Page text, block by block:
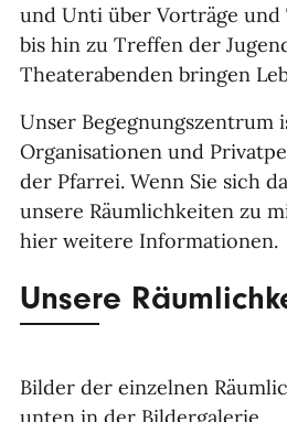
und Unti über Vorträge und
bis hin zu Treffen der
Theaterabenden bringen
Unser Begegnungszentrum
Organisationen und
der Pfarrei. Wenn Sie sich
unsere Räumlichkeiten zu
hier weitere Informationen.
Unsere
Bilder der einzelnen